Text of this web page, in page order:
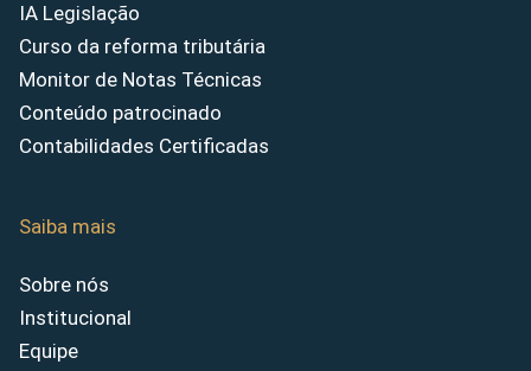
IA Legislação
Curso da reforma tributária
Monitor de Notas Técnicas
Conteúdo patrocinado
Contabilidades Certificadas
Saiba mais
Sobre nós
Institucional
Equipe